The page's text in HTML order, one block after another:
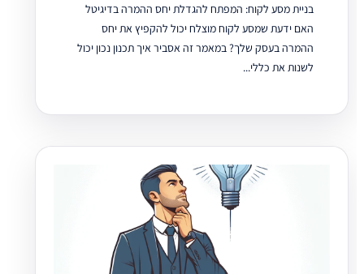
בניית מסע לקוח: המפתח להגדלת יחס ההמרה בדיגיטל
האם ידעת שמסע לקוח מוצלח יכול להקפיץ את יחס
ההמרה בעסק שלך? במאמר זה אסביר איך תכנון נכון יכול
לשנות את כללי...